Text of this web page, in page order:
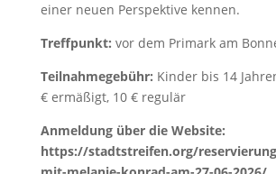
einer neuen Perspektive kennen.
Treffpunkt: vor dem Primark am
Teilnahmegebühr: Kinder bis 14
€ ermäßigt, 10 € regulär
Anmeldung über die Website:
https://stadtstreifen.org/